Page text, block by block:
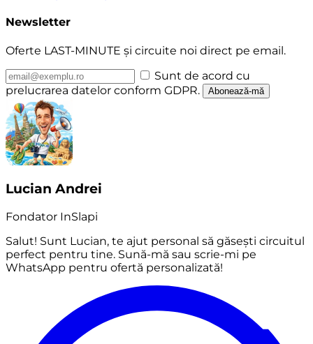
Newsletter
Oferte LAST-MINUTE și circuite noi direct pe email.
Sunt de acord cu
prelucrarea datelor conform GDPR.
Abonează-mă
Lucian Andrei
Fondator InSlapi
Salut! Sunt Lucian, te ajut personal să găsești circuitul
perfect pentru tine. Sună-mă sau scrie-mi pe
WhatsApp pentru ofertă personalizată!